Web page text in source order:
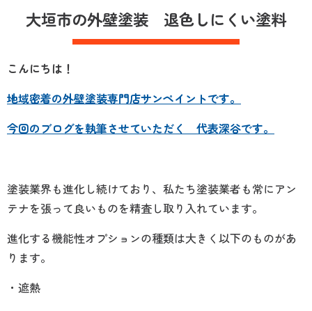
大垣市の外壁塗装 退色しにくい塗料
こんにちは！
地域密着の外壁塗装専門店サンペイントです。
今回のブログを執筆させていただく 代表深谷です。
塗装業界も進化し続けており、私たち塗装業者も常にアン
テナを張って良いものを精査し取り入れています。
進化する機能性オプションの種類は大きく以下のものがあ
ります。
・遮熱